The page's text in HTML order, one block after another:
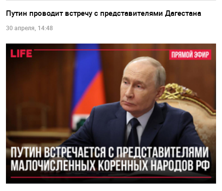
Путин проводит встречу с представителями Дагестана
30 апреля, 14:48